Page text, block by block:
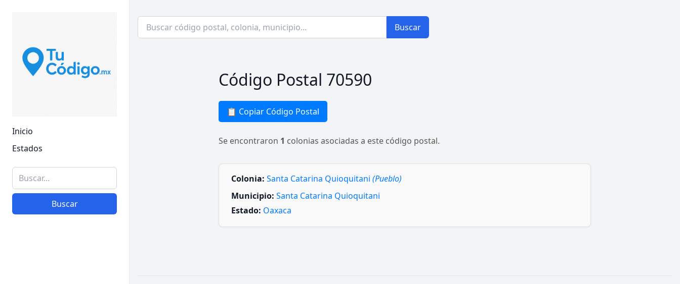
Inicio
Estados
Buscar
Buscar
Código Postal 70590
📋 Copiar Código Postal
Se encontraron 1 colonias asociadas a este código postal.
Colonia: Santa Catarina Quioquitani (Pueblo)
Municipio: Santa Catarina Quioquitani
Estado: Oaxaca